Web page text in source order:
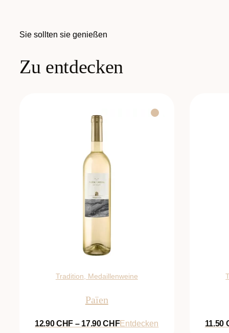
Sie sollten sie genießen
Zu entdecken
Tradition, Medaillenweine
Païen
12.90CHF – 17.90CHFPreisspanne:
Entdecken 11.50